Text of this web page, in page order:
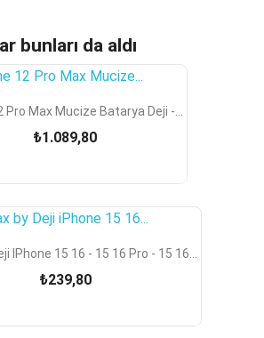
bunları da aldı
Pro Max Mucize Batarya Deji -...
₺1.089,80
IPhone 15 16 - 15 16 Pro - 15 16...
₺239,80